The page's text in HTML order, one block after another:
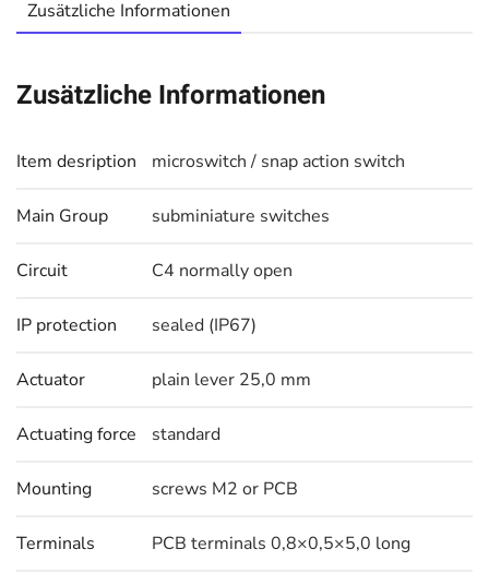
Zusätzliche Informationen
Zusätzliche Informationen
Item desription microswitch / snap action switch
Main Group subminiature switches
Circuit C4 normally open
IP protection sealed (IP67)
Actuator plain lever 25,0 mm
Actuating force standard
Mounting screws M2 or PCB
Terminals PCB terminals 0,8×0,5×5,0 long